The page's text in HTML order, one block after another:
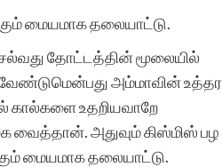
மையமாக தலையாட்டு.
தோட்டத்தின் மூலையில்
வேண்டுமென்பது அம்மாவின்
கால்களை உதறியவாறே
வைத்தான். அதுவும் கிஸ்மிஸ் பழ
மையமாக தலையாட்டு.